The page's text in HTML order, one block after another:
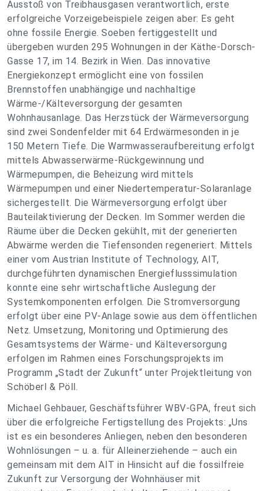
Ausstoß von Treibhausgasen verantwortlich, erste
erfolgreiche Vorzeigebeispiele zeigen aber: Es geht
ohne fossile Energie. Soeben fertiggestellt und
übergeben wurden 295 Wohnungen in der Käthe-Dorsch-
Gasse 17, im 14. Bezirk in Wien. Das innovative
Energiekonzept ermöglicht eine von fossilen
Brennstoffen unabhängige und nachhaltige
Wärme-/Kälteversorgung der gesamten
Wohnhausanlage. Das Herzstück der Wärmeversorgung
sind zwei Sondenfelder mit 64 Erdwärmesonden in je
150 Metern Tiefe. Die Warmwasseraufbereitung erfolgt
mittels Abwasserwärme-Rückgewinnung und
Wärmepumpen, die Beheizung wird mittels
Wärmepumpen und einer Niedertemperatur-Solaranlage
sichergestellt. Die Wärmeversorgung erfolgt über
Bauteilaktivierung der Decken. Im Sommer werden die
Räume über die Decken gekühlt, mit der generierten
Abwärme werden die Tiefensonden regeneriert. Mittels
einer vom Austrian Institute of Technology, AIT,
durchgeführten dynamischen Energieflusssimulation
konnte eine sehr wirtschaftliche Auslegung der
Systemkomponenten erfolgen. Die Stromversorgung
erfolgt über eine PV-Anlage sowie aus dem öffentlichen
Netz. Umsetzung, Monitoring und Optimierung des
Gesamtsystems der Wärme- und Kälteversorgung
erfolgen im Rahmen eines Forschungsprojekts im
Programm „Stadt der Zukunft“ unter Projektleitung von
Schöberl & Pöll.
Michael Gehbauer, Geschäftsführer WBV-GPA, freut sich
über die erfolgreiche Fertigstellung des Projekts: „Uns
ist es ein besonderes Anliegen, neben den besonderen
Wohnlösungen – u. a. für Alleinerziehende – auch ein
gemeinsam mit dem AIT in Hinsicht auf die fossilfreie
Zukunft zur Versorgung der Wohnhäuser mit